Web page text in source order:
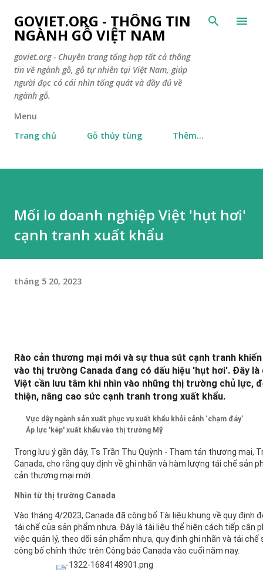
Chuyển đến nội dung chính
GOVIET.ORG - THÔNG TIN
NGÀNH GỖ VIỆT NAM
goviet.org - Chuyên trang tổng hợp tất cả thông
tin về ngành gỗ, gỗ tự nhiên tại Việt Nam, giúp
người đọc có cái nhìn tổng quát và đầy đủ về
ngành gỗ.
Menu
Trang chủ
Gỗ thủy tùng Thêm…
Mối lo doanh nghiệp Việt 'hụt hơi'
cạnh tranh xuất khẩu
tháng 5 20, 2023
Rào cản thương mại mới và sự thua sút cạnh tranh
vào thị trường Canada đang có dấu hiệu 'hụt hơi'. Đây là
Việt cần lưu tâm khi nhìn vào những thị trường chủ lực,
thiện, nâng cao sức cạnh tranh trong xuất khẩu.
Vực dậy ngành sản xuất phục vụ xuất khẩu khỏi cảnh ‘chạm đáy’
Áp lực 'kép' xuất khẩu vào thị trường Mỹ
Trong lưu ý gần đây, Ts Trần Thu Quỳnh - Tham tán thương mại,
Canada, cho rằng quy định về ghi nhãn và hàm lượng tái chế sản
cản thương mại mới.
Nhìn từ thị trường Canada
Vào tháng 4/2023, Canada đã công bố Tài liệu khung về quy định
tái chế của sản phẩm nhựa. Đây là tài liệu thể hiện cách tiếp cận
việc quản lý, theo dõi sản phẩm nhựa, quy định ghi nhãn và tái
công bố chính thức trên Công báo Canada vào cuối năm nay.